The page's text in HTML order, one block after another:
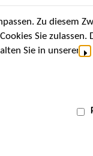
Aktuelles
Zu diesem
Sie zulassen.
Sie in unserer